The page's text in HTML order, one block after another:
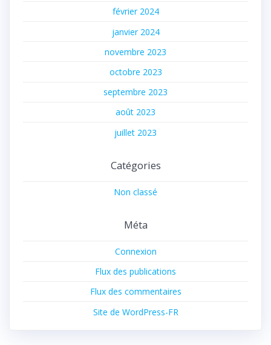
février 2024
janvier 2024
novembre 2023
octobre 2023
septembre 2023
août 2023
juillet 2023
Catégories
Non classé
Méta
Connexion
Flux des publications
Flux des commentaires
Site de WordPress-FR